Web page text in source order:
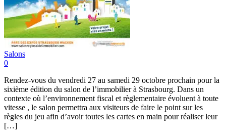
Salons
0
Rendez-vous du vendredi 27 au samedi 29 octobre prochain pour la
sixième édition du salon de l’immobilier à Strasbourg. Dans un
contexte où l’environnement fiscal et règlementaire évoluent à toute
vitesse , le salon permettra aux visiteurs de faire le point sur les
règles du jeu afin d’avoir toutes les cartes en main pour réaliser leur
[…]